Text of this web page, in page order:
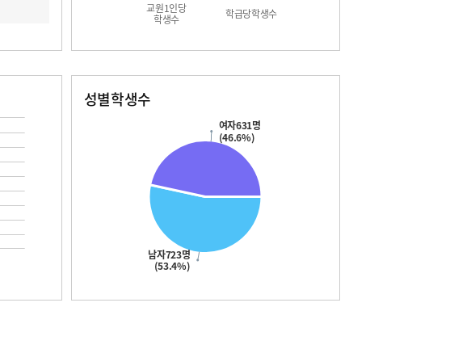
교원1인당
학생수 학급당학생수
성별학생수
남자723명
(53.4%)
여자631명
(46.6%)